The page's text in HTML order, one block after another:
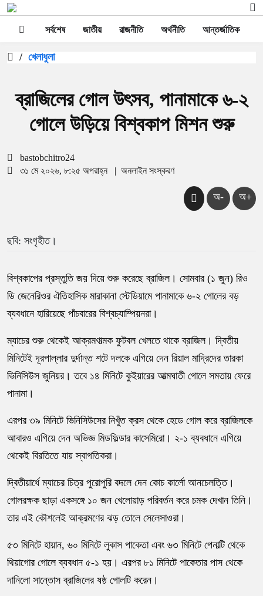
সর্বশেষ জাতীয় রাজনীতি অর্থনীতি আন্তর্জাতিক
/ খেলাধুলা
ব্রাজিলের গোল উৎসব, পানামাকে ৬-২
গোলে উড়িয়ে বিশ্বকাপ মিশন শুরু
bastobchitro24
৩১ মে ২০২৬, ৮:২৫ অপরাহ্ন
| অনলাইন সংস্করণ
অ- অ+
ছবি: সংগৃহীত।
বিশ্বকাপের প্রস্তুতি জয় দিয়ে শুরু করেছে ব্রাজিল। সোমবার (১ জুন) রিও
ডি জেনেরিওর ঐতিহাসিক মারাকানা স্টেডিয়ামে পানামাকে ৬-২ গোলের বড়
ব্যবধানে হারিয়েছে পাঁচবারের বিশ্বচ্যাম্পিয়নরা।
ম্যাচের শুরু থেকেই আক্রমণাত্মক ফুটবল খেলতে থাকে ব্রাজিল। দ্বিতীয়
মিনিটেই দূরপাল্লার দুর্দান্ত শটে দলকে এগিয়ে দেন রিয়াল মাদ্রিদের তারকা
ভিনিসিউস জুনিয়র। তবে ১৪ মিনিটে কুইয়ারের আত্মঘাতী গোলে সমতায় ফেরে
পানামা।
এরপর ৩৯ মিনিটে ভিনিসিউসের নিখুঁত ক্রস থেকে হেডে গোল করে ব্রাজিলকে
আবারও এগিয়ে দেন অভিজ্ঞ মিডফিল্ডার কাসেমিরো। ২-১ ব্যবধানে এগিয়ে
থেকেই বিরতিতে যায় স্বাগতিকরা।
দ্বিতীয়ার্ধে ম্যাচের চিত্র পুরোপুরি বদলে দেন কোচ কার্লো আনচেলত্তি।
গোলরক্ষক ছাড়া একসঙ্গে ১০ জন খেলোয়াড় পরিবর্তন করে চমক দেখান তিনি।
তার এই কৌশলেই আক্রমণের ঝড় তোলে সেলেসাওরা।
৫৩ মিনিটে হায়ান, ৬০ মিনিটে লুকাস পাকেতা এবং ৬৩ মিনিটে পেনাল্টি থেকে
থিয়াগোর গোলে ব্যবধান ৫-১ হয়। এরপর ৮১ মিনিটে পাকেতার পাস থেকে
দানিলো সান্তোস ব্রাজিলের ষষ্ঠ গোলটি করেন।